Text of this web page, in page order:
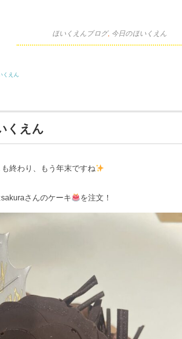
ほいくえんブログ, 今日のほいくえん
くえん
くえん
も終わり、もう年末ですね
さんのケーキ を注文！